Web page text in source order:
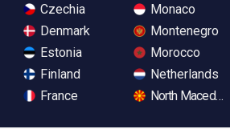
Czechia
Denmark
Estonia
Finland
France
Monaco
Montenegro
Morocco
Netherlands
North Macedonia